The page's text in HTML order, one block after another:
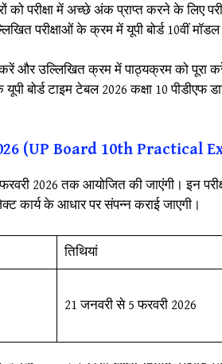
को परीक्षा में अच्छे अंक प्राप्त करने के लिए
परीक्षाओं के क्रम में यूपी बोर्ड 10वीं
करें और उल्लिखित क्रम में पाठ्यक्रम को पूरा
बोर्ड टाइम टेबल 2026 कक्षा 10 पीडीएफ
2026 (UP Board 10th Practical
से 5 फरवरी 2026 तक आयोजित की जाएंगी।
कार्य के आधार पर संपन्न कराई जाएगी।
तिथियां
21 जनवरी से 5 फरवरी 2026